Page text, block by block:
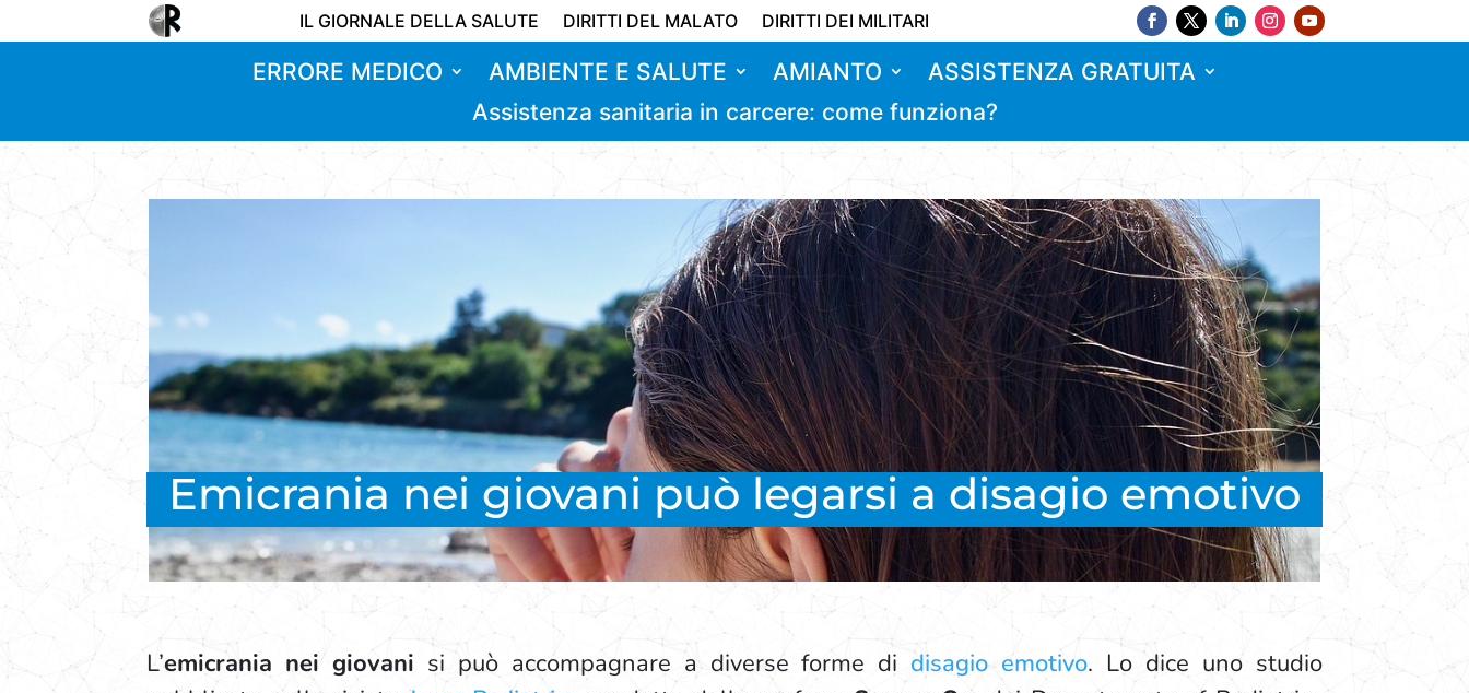
IL GIORNALE DELLA SALUTE DIRITTI DEL MALATO DIRITTI DEI MILITARI
ERRORE MEDICO AMBIENTE E SALUTE AMIANTO
ASSISTENZA GRATUITA
Assistenza sanitaria in carcere: come funziona?
Emicrania nei giovani può legarsi a disagio emotivo
L’emicrania nei giovani si può accompagnare a diverse forme di disagio emotivo. Lo dice uno studio